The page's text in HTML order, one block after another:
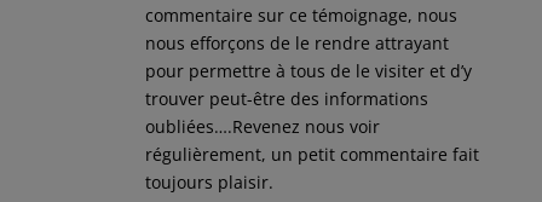
commentaire sur ce témoignage, nous
nous efforçons de le rendre attrayant
pour permettre à tous de le visiter et d’y
trouver peut-être des informations
oubliées….Revenez nous voir
régulièrement, un petit commentaire fait
toujours plaisir.